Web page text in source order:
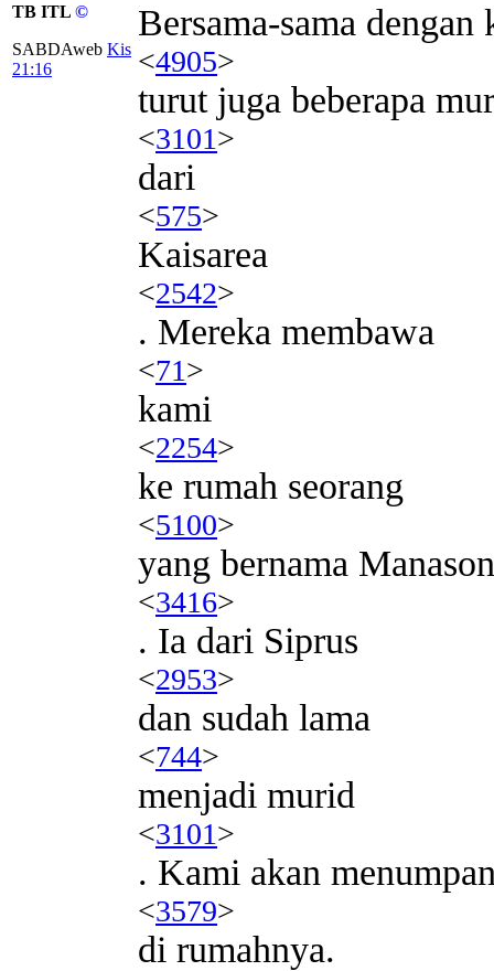
TB ITL ©
SABDAweb Kis
21:16
Bersama-sama dengan
<4905>
turut juga beberapa
<3101>
dari
<575>
Kaisarea
<2542>
. Mereka membawa
<71>
kami
<2254>
ke rumah seorang
<5100>
yang bernama Manason
<3416>
. Ia dari Siprus
<2953>
dan sudah lama
<744>
menjadi murid
<3101>
. Kami akan
<3579>
di rumahnya.